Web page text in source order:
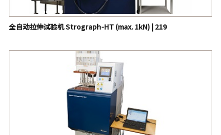
全自动拉伸试验机 Strograph-HT (max. 1kN) | 219